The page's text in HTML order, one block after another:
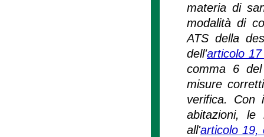
materia di
modalità di
ATS della
dell'articolo
comma 6 del
misure
verifica. Con
abitazioni, le
all'articolo 19,